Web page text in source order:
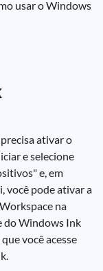
usar o Windows
ativar o
e selecione
e, em
você pode ativar a
na
do Windows Ink
você acesse